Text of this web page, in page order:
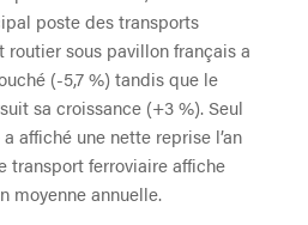
poste des transports
routier sous pavillon français a
(-5,7 %) tandis que le
sa croissance (+3 %). Seul
affiché une nette reprise l’an
transport ferroviaire affiche
moyenne annuelle.